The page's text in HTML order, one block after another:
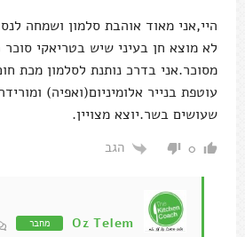
היי,אני מאוד אוהבת סלמון ושמחה
לא מוצא חן בעיני שיש בטריאקי סוכר
שעושים בשר.יוצא מצויין.
0 הגב
Oz Telem מחבר